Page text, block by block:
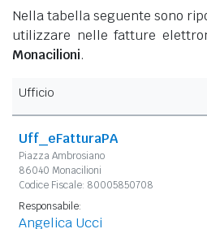
Nella tabella seguente sono
utilizzare nelle fatture
Monacilioni.
Ufficio
Uff_eFatturaPA
Piazza Ambrosiano
86040 Monacilioni
Codice Fiscale: 80005850708
Responsabile:
Angelica Ucci